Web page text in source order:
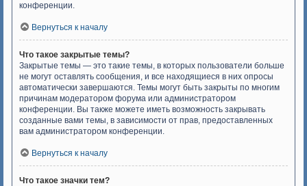
конференции.
Вернуться к началу
Что такое закрытые темы?
Закрытые темы — это такие темы, в которых пользователи больше
не могут оставлять сообщения, и все находящиеся в них опросы
автоматически завершаются. Темы могут быть закрыты по многим
причинам модератором форума или администратором
конференции. Вы также можете иметь возможность закрывать
созданные вами темы, в зависимости от прав, предоставленных
вам администратором конференции.
Вернуться к началу
Что такое значки тем?